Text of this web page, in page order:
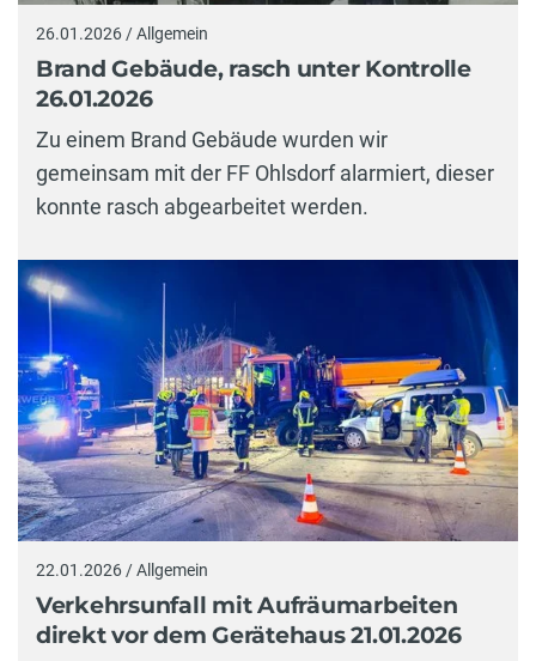
26.01.2026 / Allgemein
Brand Gebäude, rasch unter Kontrolle
26.01.2026
Zu einem Brand Gebäude wurden wir
gemeinsam mit der FF Ohlsdorf alarmiert, dieser
konnte rasch abgearbeitet werden.
22.01.2026 / Allgemein
Verkehrsunfall mit Aufräumarbeiten
direkt vor dem Gerätehaus 21.01.2026